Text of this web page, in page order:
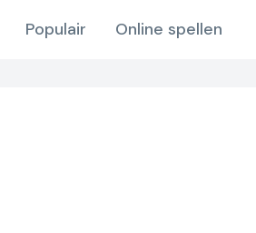
Populair Online spellen